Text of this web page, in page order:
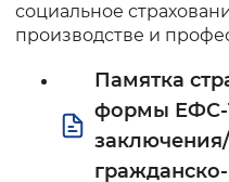
Воспроизвести
социальное
производстве и
Памятка
формы ЕФС-1